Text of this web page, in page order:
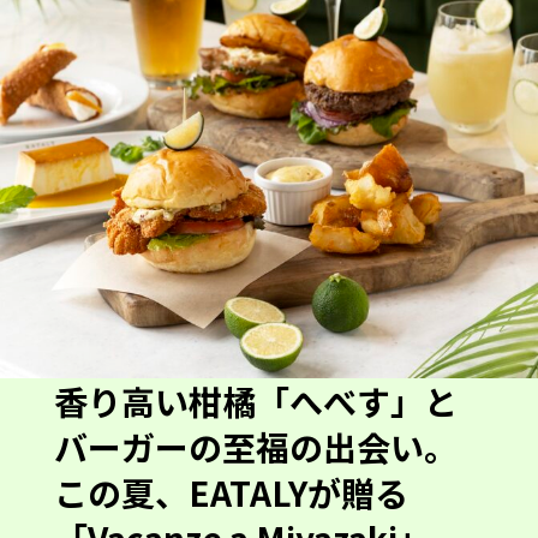
香り高い柑橘「へべす」と
バーガーの至福の出会い。
この夏、EATALYが贈る